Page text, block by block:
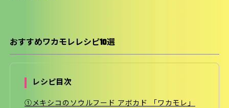
おすすめワカモレレシピ10選
レシピ目次
①メキシコのソウルフード アボカド 「ワカモレ」